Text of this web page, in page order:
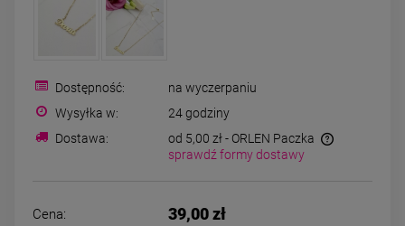
Bransoletka srebrna STAL
CHIRURGICZNA
modułowa czarne
koniczyny kryształki
79,00 zł 69,00 zł
Dostępność:
na wyczerpaniu
Wysyłka w:
24 godziny
Dostawa:
od 5,00 zł - ORLEN Paczka
sprawdź formy dostawy
Cena: 39,00 zł